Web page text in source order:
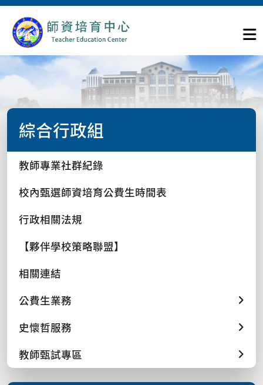
綜合行政組
教師專業社群紀錄
校內甄選師資培育公費生時間表
行政相關法規
【夥伴學校策略聯盟】
相關連結
公費生業務
史懷哲服務
教師甄試專區